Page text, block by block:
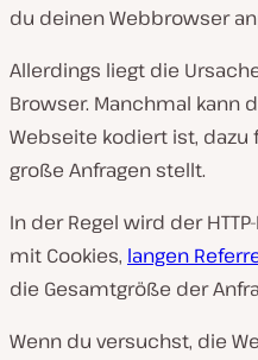
du deinen Webbrowser
Allerdings liegt die
Browser. Manchmal kann
Webseite kodiert ist, dazu
große Anfragen stellt.
In der Regel wird der
mit Cookies, langen
die Gesamtgröße der
Wenn du versuchst, die